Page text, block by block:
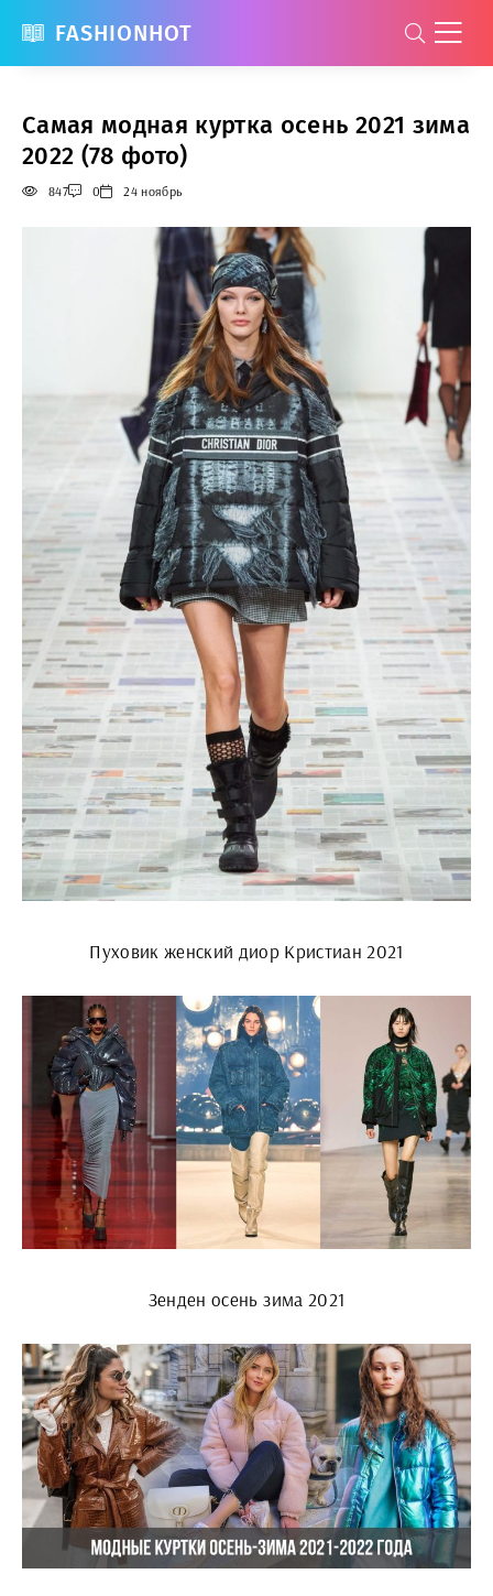
FASHIONHOT
Самая модная куртка осень 2021 зима
2022 (78 фото)
847 0 24 ноябрь
Пуховик женский диор Кристиан 2021
Зенден осень зима 2021